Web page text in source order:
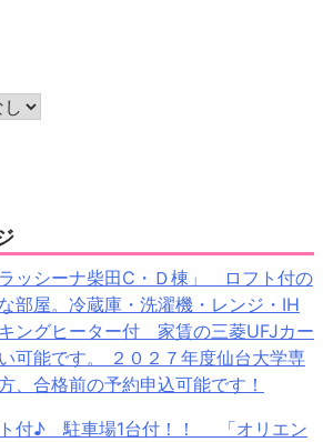
ラッシーナ柴田C・Ｄ棟」 ロフト付の
部屋。冷蔵庫・洗濯機・レンジ・IH
ングヒーター付 家賃の三菱UFJカー
可能です。 ２０２７年度仙台大学専
、合格前の予約申込可能です！
付♪ 駐車場1台付！！ 「オリエン